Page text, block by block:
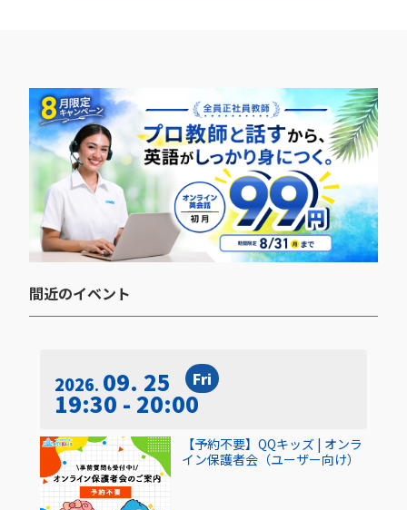
間近のイベント​
2026 09. 25 Fri
19:30 - 20:00
【予約不要】QQキッズ | オンラ
イン保護者会（ユーザー向け）